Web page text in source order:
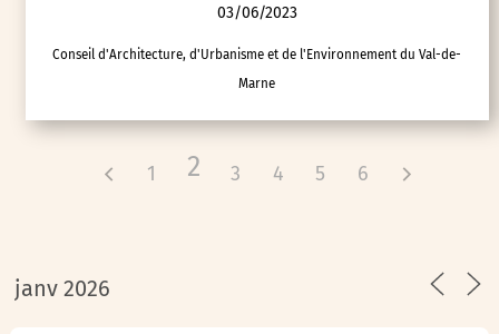
03/06/2023
Conseil d'Architecture, d'Urbanisme et de l'Environnement du Val-de-
Marne
1 2 3 4 5 6